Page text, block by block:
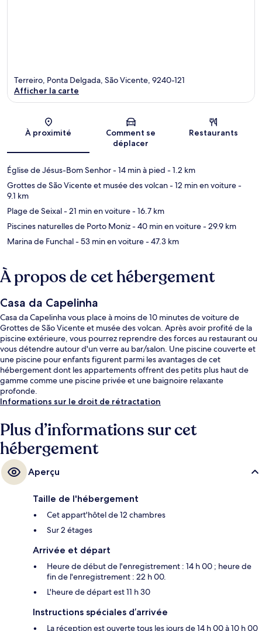
Carte
Terreiro, Ponta Delgada, São Vicente, 9240-121
Afficher la carte
À proximité
Comment se
déplacer
Restaurants
Église de Jésus-Bom Senhor- 14 min à pied - 1.2 km
Grottes de São Vicente et musée des volcan- 12 min en voiture-
9.1 km
Plage de Seixal- 21 min en voiture- 16.7 km
Piscines naturelles de Porto Moniz- 40 min en voiture- 29.9 km
Marina de Funchal- 53 min en voiture- 47.3 km
À propos de cet hébergement
Casa da Capelinha
Casa da Capelinha vous place à moins de 10 minutes de voiture de
Grottes de São Vicente et musée des volcan. Après avoir profité de la
piscine extérieure, vous pourrez reprendre des forces au restaurant ou
vous détendre autour d'un verre au bar/salon. Une piscine couverte et
une piscine pour enfants figurent parmi les avantages de cet
hébergement dont les appartements offrent des petits plus haut de
gamme comme une piscine privée et une baignoire relaxante
profonde.
Informations sur le droit de rétractation
Plus d’informations sur cet
hébergement
Aperçu
Taille de l'hébergement
Cet appart'hôtel de 12 chambres
Sur 2 étages
Arrivée et départ
Heure de début de l'enregistrement : 14 h 00 ; heure de
fin de l'enregistrement : 22 h 00.
L'heure de départ est 11 h 30
Instructions spéciales d’arrivée
La réception est ouverte tous les jours de 14 h 00 à 10 h 00